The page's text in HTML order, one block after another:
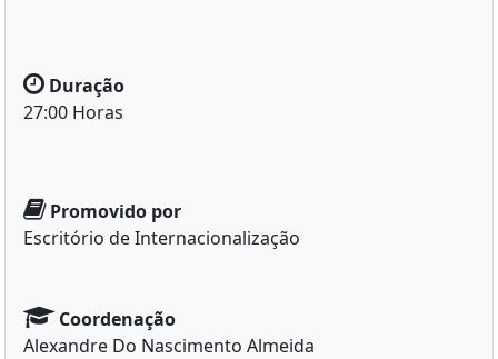
Duração
27:00 Horas
Promovido por
Escritório de Internacionalização
Coordenação
Alexandre Do Nascimento Almeida